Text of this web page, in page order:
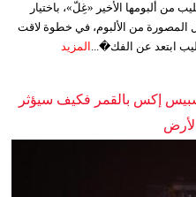
من ألبومها الأخير «غِلّ»، باختيار
المصورة من الألبوم، في خطوة لاقت
ابتعد عن الفك�... المزيد
إكس بالقمر فكيف سيؤثر